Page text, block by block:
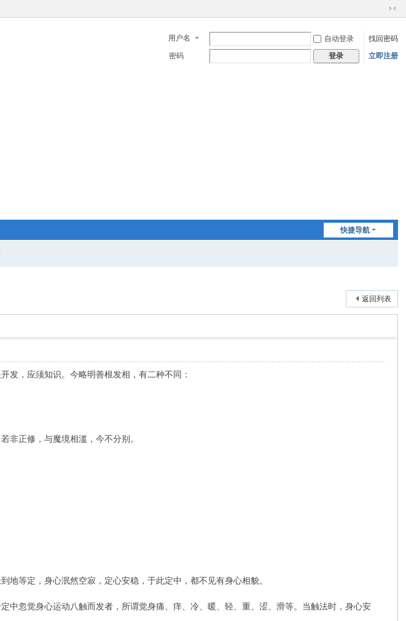
切
到
窄
用户名 自动登录
找回密码
密码
登录 立即注册
快捷导航
返回列表
发，应须知识。今略明善根发相，有二种不同：
非正修，与魔境相滥，今不分别。
等定，身心泯然空寂，定心安稳，于此定中，都不见有身心相貌。
中忽觉身心运动八触而发者，所谓觉身痛、痒、冷、暖、轻、重、涩、滑等。当触法时，身心安